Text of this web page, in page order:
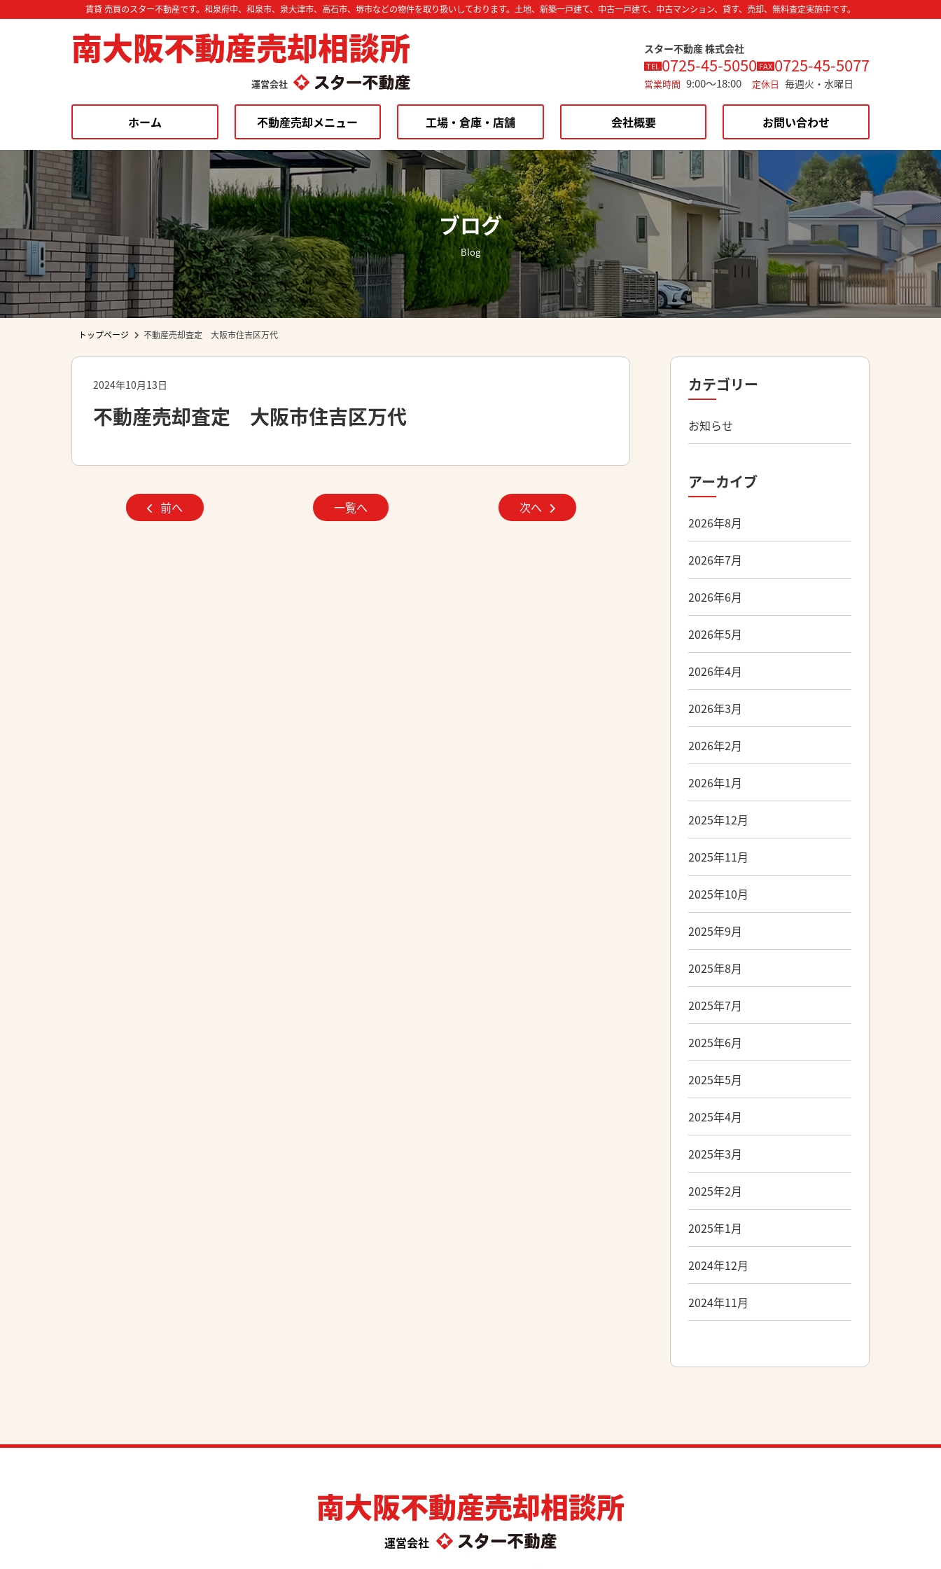
賃貸 売買のスター不動産です。和泉府中、和泉市、泉大津市、高石市、堺市などの物件を取り扱いしております。土地、新築一戸建て、中古一戸建て、中古マンション、貸す、売却、無料査定実施中です。
南大阪不動産売却相談所
運営会社
スター不動産 株式会社
TEL 0725-45-5050 FAX 0725-45-5077
営業時間 9:00～18:00 定休日 毎週火・水曜日
ホーム 不動産売却メニュー 工場・倉庫・店舗 会社概要 お問い合わせ
ブログ
Blog
トップページ 不動産売却査定 大阪市住吉区万代
2024年10月13日
不動産売却査定 大阪市住吉区万代
前へ 一覧へ 次へ
カテゴリー
お知らせ
アーカイブ
2026年8月
2026年7月
2026年6月
2026年5月
2026年4月
2026年3月
2026年2月
2026年1月
2025年12月
2025年11月
2025年10月
2025年9月
2025年8月
2025年7月
2025年6月
2025年5月
2025年4月
2025年3月
2025年2月
2025年1月
2024年12月
2024年11月
南大阪不動産売却相談所
運営会社